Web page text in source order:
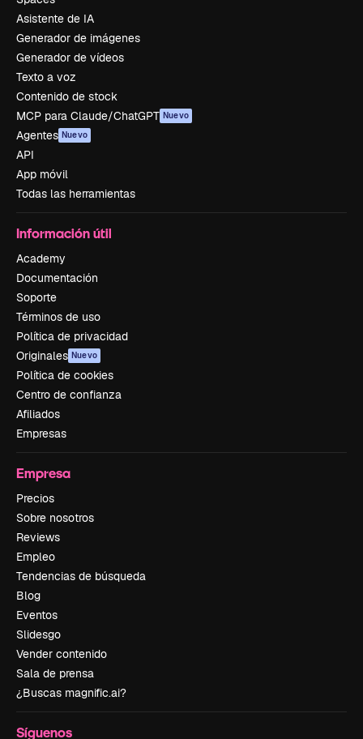
Asistente de IA
Generador de imágenes
Generador de vídeos
Texto a voz
Contenido de stock
MCP para Claude/ChatGPT Nuevo
Agentes Nuevo
API
App móvil
Todas las herramientas
Información útil
Academy
Documentación
Soporte
Términos de uso
Política de privacidad
Originales Nuevo
Política de cookies
Centro de confianza
Afiliados
Empresas
Empresa
Precios
Sobre nosotros
Reviews
Empleo
Tendencias de búsqueda
Blog
Eventos
Slidesgo
Vender contenido
Sala de prensa
¿Buscas magnific.ai?
Síguenos